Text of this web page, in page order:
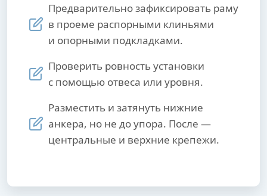
Предварительно зафиксировать раму
в проеме распорными клиньями
и опорными подкладками.
Проверить ровность установки
с помощью отвеса или уровня.
Разместить и затянуть нижние
анкера, но не до упора. После —
центральные и верхние крепежи.